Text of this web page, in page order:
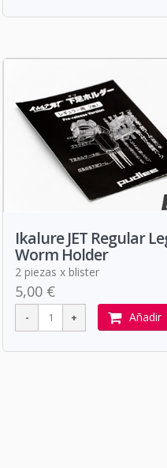
Ikalure JET Regular
Worm Holder
2 piezas x blister
5,00 €
Añadir